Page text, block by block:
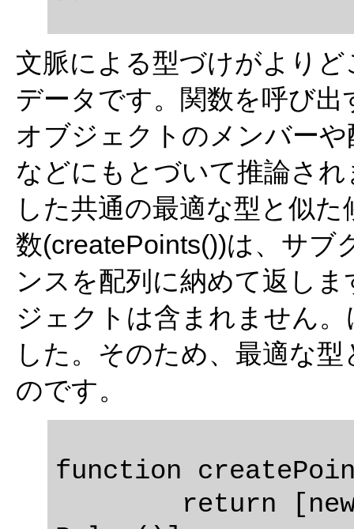
文脈による型づけがより
データです。関数を呼び
オブジェクトのメンバー
などにもとづいて推論さ
した共通の最適な型と似
数(createPoints())は、サブ
ンスを配列に納めて返し
ジェクトは含まれません
した。そのため、最適な
のです。
function